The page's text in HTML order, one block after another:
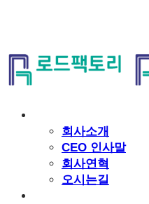
회사소개
CEO 인사말
회사연혁
오시는길